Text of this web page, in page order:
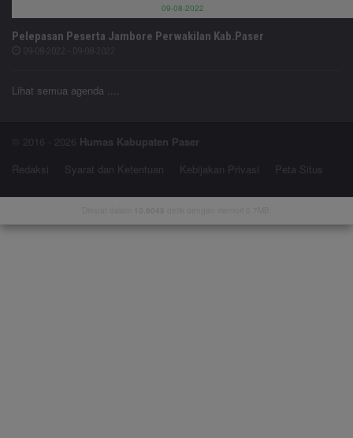
09-08-2022
Pelepasan Peserta Jambore Perwakilan Kab.Paser
Lihat semua agenda ....
© 2016 - 2026 Humas Kabupaten Paser
Redaksi
Syarat dan Ketentuan Kebijakan Privasi Peta Situs